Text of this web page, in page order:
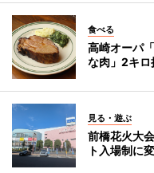
食べる
高崎オーパ
な肉」2キロ
見る・遊ぶ
前橋花火大
ト入場制に